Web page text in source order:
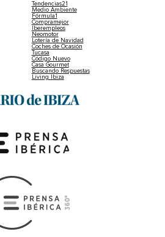
Tendencias21
Medio Ambiente
Fórmula1
Compramejor
Iberempleos
Neomotor
Lotería de Navidad
Coches de Ocasión
Tucasa
Código Nuevo
Casa Gourmet
Buscando Respuestas
Living Ibiza